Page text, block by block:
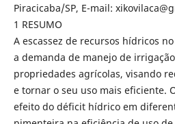
Piracicaba/SP, E-mail:
1 RESUMO
A escassez de recursos hídricos
a demanda de manejo de
propriedades agrícolas, visando
e tornar o seu uso mais eficiente.
efeito do déficit hídrico em